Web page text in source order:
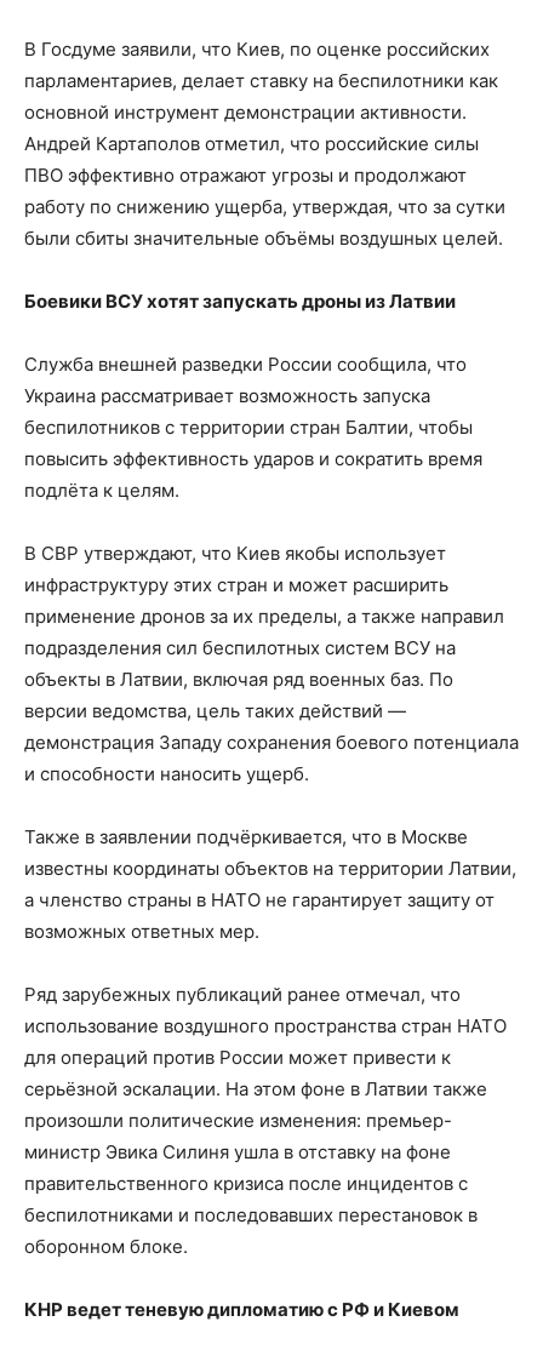
В Госдуме заявили, что Киев, по оценке российских
парламентариев, делает ставку на беспилотники как
основной инструмент демонстрации активности.
Андрей Картаполов отметил, что российские силы
ПВО эффективно отражают угрозы и продолжают
работу по снижению ущерба, утверждая, что за сутки
были сбиты значительные объёмы воздушных целей.
Боевики ВСУ хотят запускать дроны из Латвии
Служба внешней разведки России сообщила, что
Украина рассматривает возможность запуска
беспилотников с территории стран Балтии, чтобы
повысить эффективность ударов и сократить время
подлёта к целям.
В СВР утверждают, что Киев якобы использует
инфраструктуру этих стран и может расширить
применение дронов за их пределы, а также направил
подразделения сил беспилотных систем ВСУ на
объекты в Латвии, включая ряд военных баз. По
версии ведомства, цель таких действий —
демонстрация Западу сохранения боевого потенциала
и способности наносить ущерб.
Также в заявлении подчёркивается, что в Москве
известны координаты объектов на территории Латвии,
а членство страны в НАТО не гарантирует защиту от
возможных ответных мер.
Ряд зарубежных публикаций ранее отмечал, что
использование воздушного пространства стран НАТО
для операций против России может привести к
серьёзной эскалации. На этом фоне в Латвии также
произошли политические изменения: премьер-
министр Эвика Силиня ушла в отставку на фоне
правительственного кризиса после инцидентов с
беспилотниками и последовавших перестановок в
оборонном блоке.
КНР ведет теневую дипломатию с РФ и Киевом